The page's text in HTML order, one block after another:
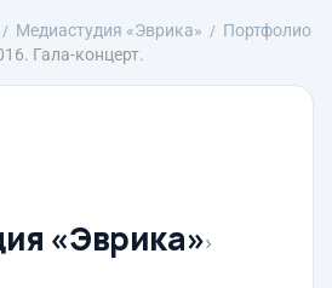
Медиастудия «Эврика»
Портфолио
Гала-концерт.
«Эврика»›